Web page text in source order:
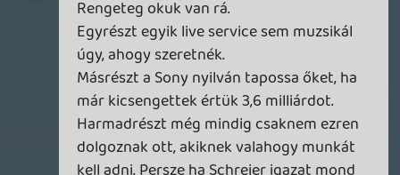
Forrás: bloomberg.com
soliduss 2026.05.22 08:16:24
soliduss 2026.05.22 08:16:24 #210tx
Destiny 2 finish... egyik szemem sír... a
másik nevet.